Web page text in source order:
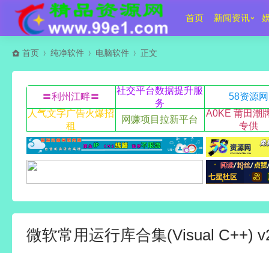
首页 新闻资讯
首页 纯净软件 电脑软件 正文
〓利州江畔〓
社交平台数据提升服
务
58资源网
人气文字广告火爆招
租
网赚项目拉新平台
A0KE 莆田潮
专供
微软常用运行库合集(Visual C++)